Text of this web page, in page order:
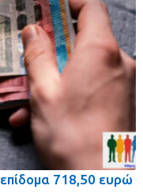
επίδομα 718,50 ευρώ